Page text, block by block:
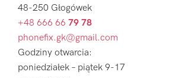
48-250 Głogówek
+48 666 66 79 78
phonefix.gk@gmail.com
Godziny otwarcia:
poniedziałek – piątek 9-17